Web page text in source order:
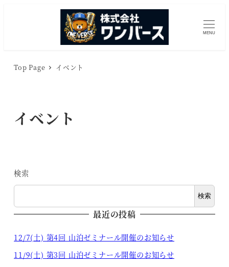
MENU
Top Page イベント
イベント
検索
検索
最近の投稿
12/7(土) 第4回 山泊ゼミナール開催のお知らせ
11/9(土) 第3回 山泊ゼミナール開催のお知らせ